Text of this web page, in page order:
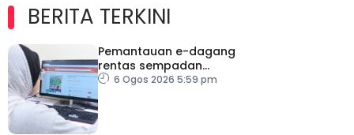
BERITA TERKINI
Pemantauan e-dagang
rentas sempadan
diperketat, pastikan
6 Ogos 2026 5:59 pm